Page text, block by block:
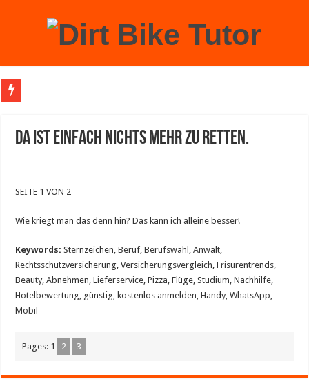
Da ist einfach nichts mehr zu retten.
SEITE 1 VON 2
Wie kriegt man das denn hin? Das kann ich alleine besser!
Keywords: Sternzeichen, Beruf, Berufswahl, Anwalt,
Rechtsschutzversicherung, Versicherungsvergleich, Frisurentrends,
Beauty, Abnehmen, Lieferservice, Pizza, Flüge, Studium, Nachhilfe,
Hotelbewertung, günstig, kostenlos anmelden, Handy, WhatsApp,
Mobil
Pages: 1 2 3